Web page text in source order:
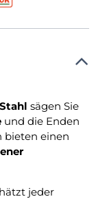
sägen Sie
und die Enden
bieten einen
jeder